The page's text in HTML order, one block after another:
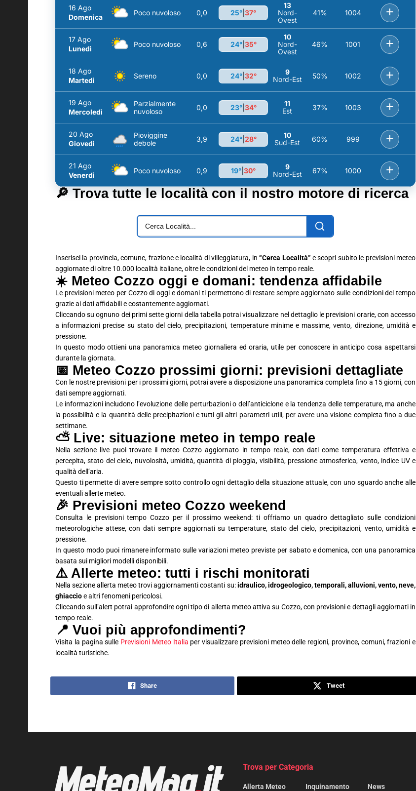
16 Ago
Domenica
Poco nuvoloso 0,0 25° 37°
13
Nord-
Ovest
41% 1004 +
17 Ago
Lunedì
Poco nuvoloso 0,6 24°| 35°
10
Nord-
Ovest
46% 1001 +
18 Ago
Martedì
Sereno 0,0 24°| 32°
9
Nord-Est
50% 1002 +
19 Ago
Mercoledì
Parzialmente
nuvoloso
0,0 23°| 34°
11
Est
37% 1003 +
20 Ago
Giovedì
Pioviggine
debole
3,9 24°| 28°
10
Sud-Est
60% 999 +
21 Ago
Venerdì
Poco nuvoloso 0,9 19° 30°
9
Nord-Est
67% 1000 +
🔎 Trova tutte le località con il nostro motore di ricerca
Inserisci la provincia, comune, frazione e località di villeggiatura, in“Cerca Località” e scopri subito le previsioni meteo
aggiornate di oltre 10.000 località italiane, oltre le condizioni del meteo in tempo reale.
☀️ Meteo Cozzo oggi e domani: tendenza affidabile
Le previsioni meteo per Cozzo di oggi e domani ti permettono di restare sempre aggiornato sulle condizioni del tempo
grazie ai dati affidabili e costantemente aggiornati.
Cliccando su ognuno dei primi sette giorni della tabella potrai visualizzare nel dettaglio le previsioni orarie, con accesso
a informazioni precise su stato del cielo, precipitazioni, temperature minime e massime, vento, direzione, umidità e
pressione.
In questo modo ottieni una panoramica meteo giornaliera ed oraria, utile per conoscere in anticipo cosa aspettarsi
durante la giornata.
📅 Meteo Cozzo prossimi giorni: previsioni dettagliate
Con le nostre previsioni per i prossimi giorni, potrai avere a disposizione una panoramica completa fino a 15 giorni, con
dati sempre aggiornati.
Le informazioni includono l’evoluzione delle perturbazioni o dell’anticiclone e la tendenza delle temperature, ma anche
la possibilità e la quantità delle precipitazioni e tutti gli altri parametri utili, per avere una visione completa fino a due
settimane.
⛅ Live: situazione meteo in tempo reale
Nella sezione live puoi trovare il meteo Cozzo aggiornato in tempo reale, con dati come temperatura effettiva e
percepita, stato del cielo, nuvolosità, umidità, quantità di pioggia, visibilità, pressione atmosferica, vento, indice UV e
qualità dell’aria.
Questo ti permette di avere sempre sotto controllo ogni dettaglio della situazione attuale, con uno sguardo anche alle
eventuali allerte meteo.
🎉 Previsioni meteo Cozzo weekend
Consulta le previsioni tempo Cozzo per il prossimo weekend: ti offriamo un quadro dettagliato sulle condizioni
meteorologiche attese, con dati sempre aggiornati su temperature, stato del cielo, precipitazioni, vento, umidità e
pressione.
In questo modo puoi rimanere informato sulle variazioni meteo previste per sabato e domenica, con una panoramica
basata sui migliori modelli disponibili.
⚠️ Allerte meteo: tutti i rischi monitorati
Nella sezione allerta meteo trovi aggiornamenti costanti su:idraulico, idrogeologico, temporali, alluvioni, vento, neve,
ghiaccioe altri fenomeni pericolosi.
Cliccando sull’alert potrai approfondire ogni tipo di allerta meteo attiva su Cozzo, con previsioni e dettagli aggiornati in
tempo reale.
📍 Vuoi più approfondimenti?
Visita la pagina sulle Previsioni Meteo Italia per visualizzare previsioni meteo delle regioni, province, comuni, frazioni e
località turistiche.
Share Tweet
Trova per Categoria
Allerta Meteo
Inquinamento
News